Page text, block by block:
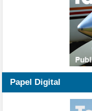
Papel Digital